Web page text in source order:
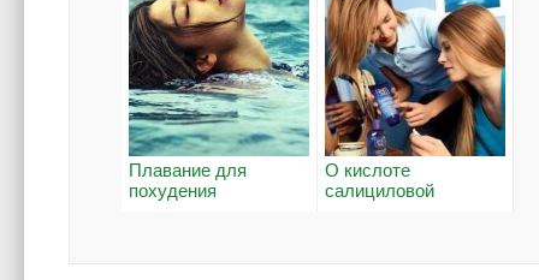
Плавание для
похудения
О кислоте
салициловой